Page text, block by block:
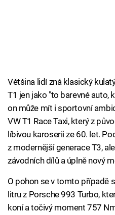
Většina lidí zná klasický
T1 jen jako "to barevné auto,
on může mít i sportovní
VW T1 Race Taxi, který z
líbivou karoserii ze 60. let.
z modernější generace T3,
závodních dílů a úplně nový
O pohon se v tomto případě
litru z Porsche 993 Turbo,
koní a točivý moment 757